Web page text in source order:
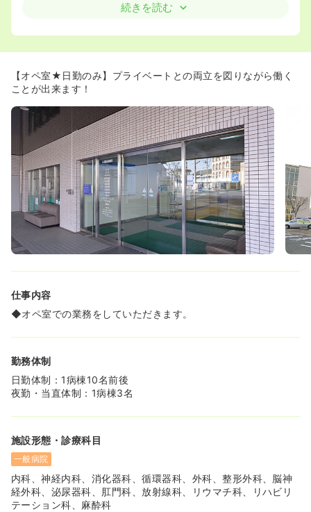
立などを図ることが出来ます。
続きを読む
【オペ室★日勤のみ】プライベートとの両立を図りながら働く
ことが出来ます！
仕事内容
◆オペ室での業務をしていただきます。
勤務体制
日勤体制：1病棟10名前後
夜勤・当直体制：1病棟3名
施設形態・診療科目
一般病院
内科、神経内科、消化器科、循環器科、外科、整形外科、脳神
経外科、泌尿器科、肛門科、放射線科、リウマチ科、リハビリ
テーション科、麻酔科